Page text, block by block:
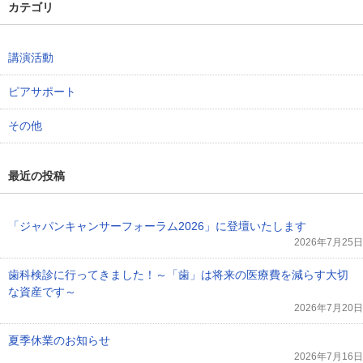
カテゴリ
講演活動
ピアサポート
その他
最近の投稿
「ジャパンキャンサーフォーラム2026」に登壇いたします
2026年7月25日
歯科検診に行ってきました！～「歯」は将来の医療費を減らす大切
な資産です～
2026年7月20日
夏季休業のお知らせ
2026年7月16日